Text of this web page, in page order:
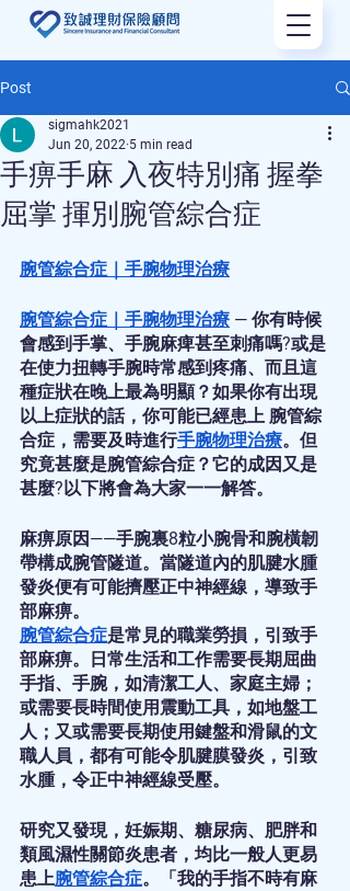
Post
手痹手麻 入夜特別痛 握拳
屈掌 揮別腕管綜合症
sigmahk2021
Jun 20, 2022 5 min read
腕管綜合症 ｜ 手腕物理治療
腕管綜合症 ｜ 手腕物理治療 — 你有時候
會感到手掌、手腕麻痺甚至刺痛嗎?或是
在使力扭轉手腕時常感到疼痛、而且這
種症狀在晚上最為明顯？如果你有出現
以上症狀的話，你可能已經患上 腕管綜
合症，需要及時進行手腕物理治療。但
究竟甚麼是腕管綜合症？它的成因又是
甚麼?以下將會為大家一一解答。
麻痹原因——手腕裏8粒小腕骨和腕橫韌
帶構成腕管隧道。當隧道內的肌腱水腫
發炎便有可能擠壓正中神經線，導致手
部麻痹。
腕管綜合症是常見的職業勞損，引致手
部麻痹。日常生活和工作需要長期屈曲
手指、手腕，如清潔工人、家庭主婦；
或需要長時間使用震動工具，如地盤工
人；又或需要長期使用鍵盤和滑鼠的文
職人員，都有可能令肌腱膜發炎，引致
水腫，令正中神經線受壓。
研究又發現，妊娠期、糖尿病、肥胖和
類風濕性關節炎患者，均比一般人更易
患上腕管綜合症。「我的手指不時有麻